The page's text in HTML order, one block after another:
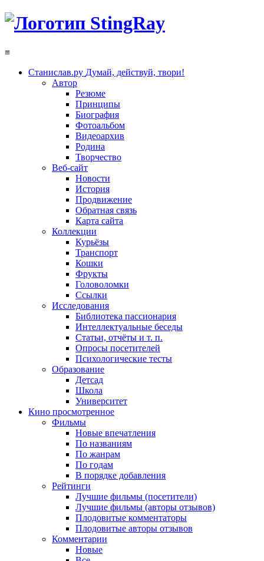
≡
Станислав.ру Думай, действуй, твори!
Автор
Резюме
Принципы
Биография
Фотоальбом
Видеоархив
Родина
Творчество
Веб-сайт
Новости
История
Продвижение
Обратная связь
Карта сайта
Коллекции
Курьёзы
Транспорт
Кошки
Фрукты
Головоломки
Ссылки
Исследования
Библиотека пассионария
Интеллектуальные беседы
Статьи, отчёты и т. п.
Опросы посетителей
Психологические тесты
Образование
Детсад
Школа
Университет
Кино просмотренное
Фильмы
Новые впечатления
По названиям
По жанрам
По годам
В порядке добавления
Рейтинги
Лучшие фильмы (посетители)
Лучшие фильмы (авторы отзывов)
Плодовитые комментаторы
Плодовитые авторы отзывов
Комментарии
Новые